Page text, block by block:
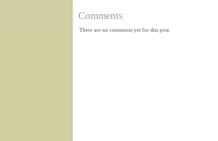
Comments
There are no comments yet for this post.